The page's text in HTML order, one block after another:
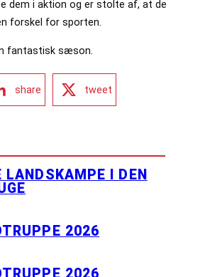
dem i aktion og er stolte af, at de
forskel for sporten.
fantastisk sæson.
share tweet
LANDSKAMPE I DEN
2026